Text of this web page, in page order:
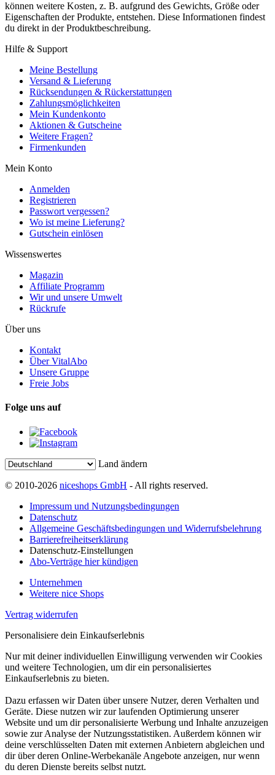
können weitere Kosten, z. B. aufgrund des Gewichts, Größe oder
Eigenschaften der Produkte, entstehen. Diese Informationen findest
du direkt in der Produktbeschreibung.
Hilfe & Support
Meine Bestellung
Versand & Lieferung
Rücksendungen & Rückerstattungen
Zahlungsmöglichkeiten
Mein Kundenkonto
Aktionen & Gutscheine
Weitere Fragen?
Firmenkunden
Mein Konto
Anmelden
Registrieren
Passwort vergessen?
Wo ist meine Lieferung?
Gutschein einlösen
Wissenswertes
Magazin
Affiliate Programm
Wir und unsere Umwelt
Rückrufe
Über uns
Kontakt
Über VitalAbo
Unsere Gruppe
Freie Jobs
Folge uns auf
Land ändern
© 2010-2026 niceshops GmbH - All rights reserved.
Impressum und Nutzungsbedingungen
Datenschutz
Allgemeine Geschäftsbedingungen und Widerrufsbelehrung
Barrierefreiheitserklärung
Datenschutz-Einstellungen
Abo-Verträge hier kündigen
Unternehmen
Weitere nice Shops
Vertrag widerrufen
Personalisiere dein Einkaufserlebnis
Nur mit deiner individuellen Einwilligung verwenden wir Cookies
und weitere Technologien, um dir ein personalisiertes
Einkaufserlebnis zu bieten.
Dazu erfassen wir Daten über unsere Nutzer, deren Verhalten und
Geräte. Diese nutzen wir zur laufenden Optimierung unserer
Website und um dir personalisierte Werbung und Inhalte anzuzeigen
sowie zur Analyse der Nutzungsstatistiken. Außerdem können wir
deine verschlüsselten Daten mit externen Anbietern abgleichen und
dir über deren Online-Werbekanäle Angebote anzeigen, nur wenn
du deren Dienste bereits selbst nutzt.